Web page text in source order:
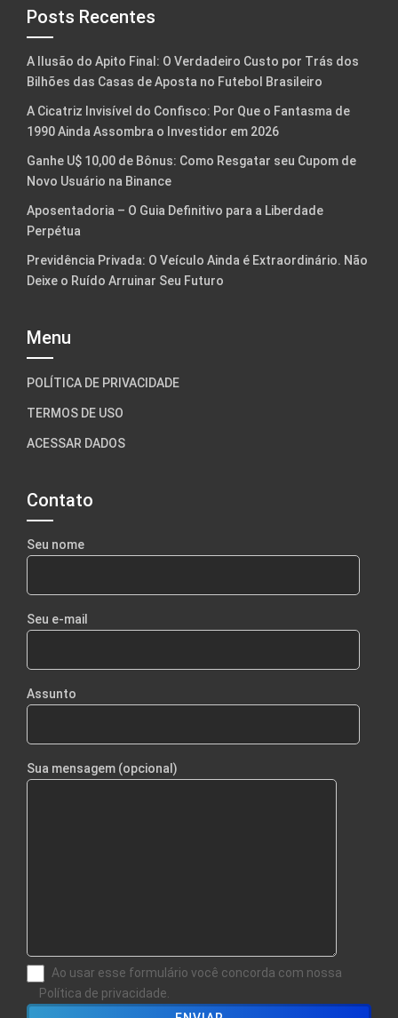
Posts Recentes
A Ilusão do Apito Final: O Verdadeiro Custo por Trás dos
Bilhões das Casas de Aposta no Futebol Brasileiro
A Cicatriz Invisível do Confisco: Por Que o Fantasma de
1990 Ainda Assombra o Investidor em 2026
Ganhe U$ 10,00 de Bônus: Como Resgatar seu Cupom de
Novo Usuário na Binance
Aposentadoria – O Guia Definitivo para a Liberdade
Perpétua
Previdência Privada: O Veículo Ainda é Extraordinário. Não
Deixe o Ruído Arruinar Seu Futuro
Menu
POLÍTICA DE PRIVACIDADE
TERMOS DE USO
ACESSAR DADOS
Contato
Seu nome
Seu e-mail
Assunto
Sua mensagem (opcional)
Ao usar esse formulário você concorda com nossa
Política de privacidade.